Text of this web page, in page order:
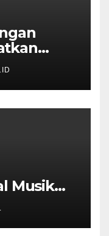
dan
Musik
Arena